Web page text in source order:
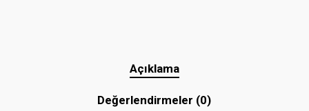
Açıklama
Değerlendirmeler (0)